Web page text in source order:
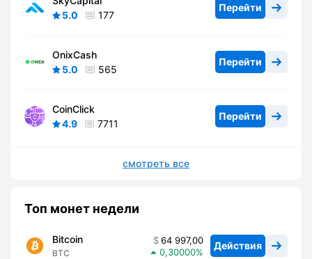
5.0
177
Перейти
OnixCash
5.0
565
Перейти
CoinClick
4.9
7711
Перейти
смотреть все
Топ монет недели
Bitcoin
BTC
64 997,00
0,30000
Действия